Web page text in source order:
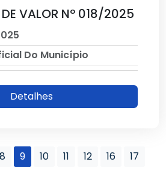
DE VALOR Nº 018/2025
Do Município
Detalhes
8 9 10 11 12 16 17